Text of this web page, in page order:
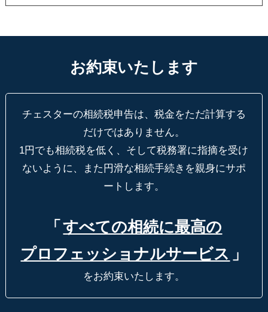
お約束いたします
チェスターの相続税申告は、税金をただ計算する
だけではありません。
1円でも相続税を低く、そして税務署に指摘を受け
ないように、
また円滑な相続手続きを親身にサポ
ートします。
「 すべての相続に最高の
プロフェッショナルサービス 」
をお約束いたします。